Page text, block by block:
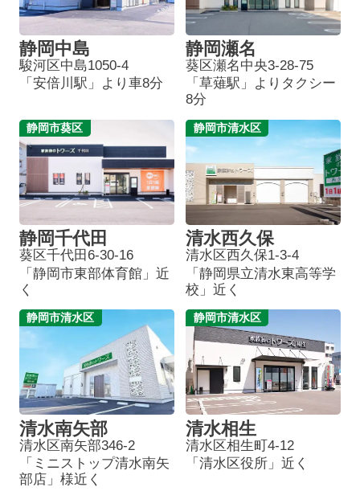
静岡中島
駿河区中島1050-4
「安倍川駅」より車8分
静岡瀬名
葵区瀬名中央3-28-75
「草薙駅」よりタクシー
8分
静岡市葵区
静岡千代田
葵区千代田6-30-16
「静岡市東部体育館」近
く
静岡市清水区
清水西久保
清水区西久保1-3-4
「静岡県立清水東高等学
校」近く
静岡市清水区
清水南矢部
清水区南矢部346-2
「ミニストップ清水南矢
部店」様近く
静岡市清水区
清水相生
清水区相生町4-12
「清水区役所」近く